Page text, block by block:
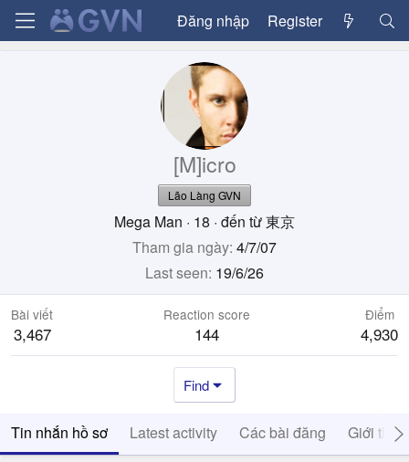
Đăng nhập Register
[M]icro
Lão Làng GVN
Mega Man · 18 · đến từ東京
Tham gia ngày 4/7/07
Last seen 19/6/26
Bài viết
3,467
Reaction score
144
Điểm
4,930
Find
Tin nhắn hồ sơ Latest activity Các bài đăng Giới thiệu